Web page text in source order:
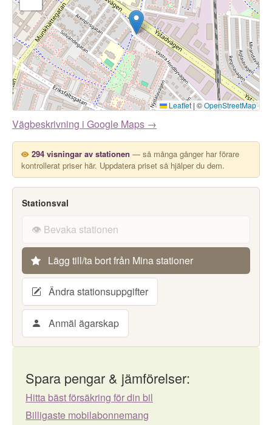
Leaflet | ©OpenStreetMap
Vägbeskrivning i Google Maps →
294 visningar av stationen — så många gånger har förare
kontrollerat priser här. Uppdatera priset så hjälper du dem.
Stationsval
👁️ Bevaka stationen
Lägg till/ta bort från Mina stationer
Ändra stationsuppgifter
Anmäl ägarskap
Spara pengar & jämförelser:
Hitta bäst försäkring för din bil
Billigaste mobilabonnemang